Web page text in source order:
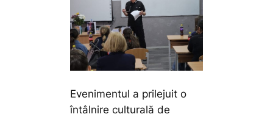
Evenimentul a prilejuit o
întâlnire culturală de